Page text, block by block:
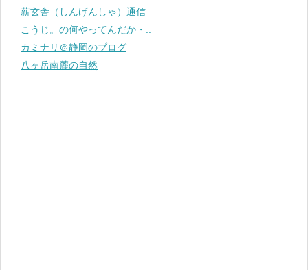
薪玄舎（しんげんしゃ）通信
こうじ。の何やってんだか・..
カミナリ＠静岡のブログ
八ヶ岳南麓の自然